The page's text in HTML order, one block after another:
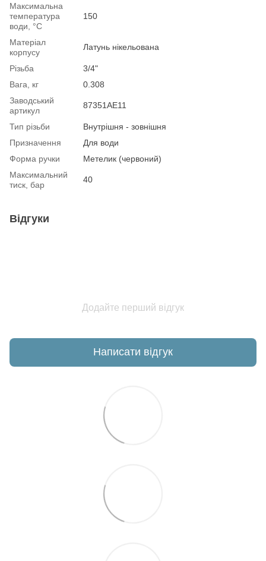
Максимальна
температура
води, °С
150
Матеріал
корпусу
Латунь нікельована
Різьба
3/4"
Вага, кг
0.308
Заводський
артикул
87351AE11
Тип різьби
Внутрішня - зовнішня
Призначення
Для води
Форма ручки
Метелик (червоний)
Максимальний
тиск, бар
40
Відгуки
Додайте перший відгук
Написати відгук